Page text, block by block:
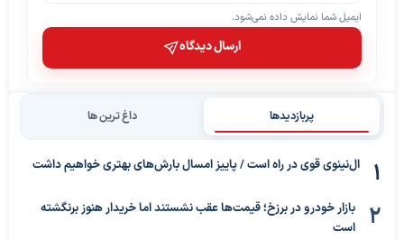
ایمیل شما نمایش داده نمی‌شود.
ارسال دیدگاه
پربازدیدها داغ ترین ها
ال‌نینوی قوی در راه است / پاییز امسال بارش‌های بهتری خواهیم داشت
بازار خودرو در برزخ؛ قیمت‌ها عقب نشستند اما خریدار هنوز برنگشته
است